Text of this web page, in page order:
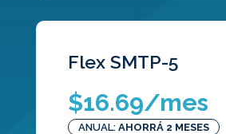
Flex SMTP-5
$16.69/mes
ANUAL: AHORRÁ 2 MESES